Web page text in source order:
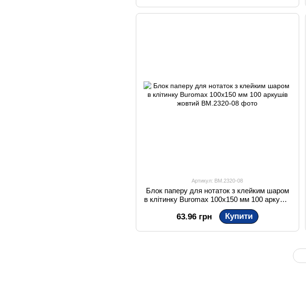
Артикул: BM.2320-08
Блок паперу для нотаток з клейким шаром
в клітинку Buromax 100x150 мм 100 аркушів
жовтий
63.96 грн Купити